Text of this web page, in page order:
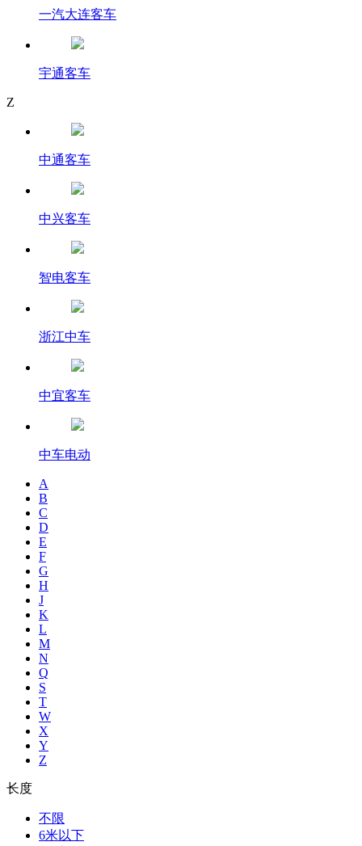
一汽大连客车
宇通客车
Z
中通客车
中兴客车
智电客车
浙江中车
中宜客车
中车电动
A
B
C
D
E
F
G
H
J
K
L
M
N
Q
S
T
W
X
Y
Z
长度
不限
6米以下